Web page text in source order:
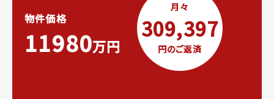
物件価格
11980万円
月々
309,397
円のご返済